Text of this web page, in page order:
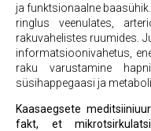
ja funktsionaalne
ringlus veenulates,
rakuvahelistes ruumides.
informatsioonivahetus,
raku varustamine
süsihappegaasi ja
Kaasaegsete
fakt, et